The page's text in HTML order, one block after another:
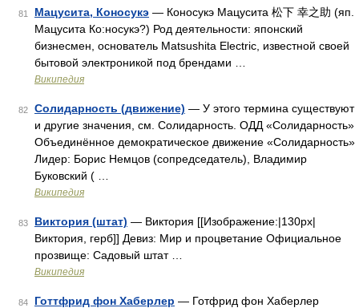
81 Мацусита, Коносукэ — Коносукэ Мацусита 松下 幸之助 (яп.
Мацусита Ко:носукэ?) Род деятельности: японский
бизнесмен, основатель Matsushita Electric, известной своей
бытовой электроникой под брендами …
Википедия
82 Солидарность (движение) — У этого термина существуют
и другие значения, см. Солидарность. ОДД «Солидарность»
Объединённое демократическое движение «Солидарность»
Лидер: Борис Немцов (сопредседатель), Владимир
Буковский ( …
Википедия
83 Виктория (штат) — Виктория [[Изображение:|130px|
Виктория, герб]] Девиз: Мир и процветание Официальное
прозвище: Садовый штат …
Википедия
84 Готтфрид фон Хаберлер — Готфрид фон Хаберлер